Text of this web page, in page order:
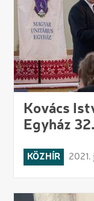
Kovács
Egyház
KÖZHÍR 2021.